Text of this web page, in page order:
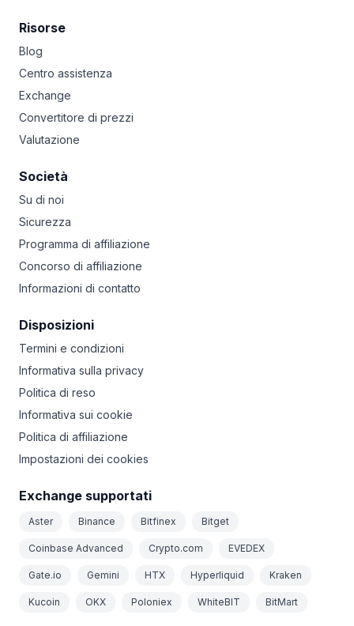
Risorse
Blog
Centro assistenza
Exchange
Convertitore di prezzi
Valutazione
Società
Su di noi
Sicurezza
Programma di affiliazione
Concorso di affiliazione
Informazioni di contatto
Disposizioni
Termini e condizioni
Informativa sulla privacy
Politica di reso
Informativa sui cookie
Politica di affiliazione
Impostazioni dei cookies
Exchange supportati
Aster Binance Bitfinex Bitget
Coinbase Advanced Crypto.com EVEDEX
Gate.io Gemini HTX Hyperliquid Kraken
Kucoin OKX Poloniex WhiteBIT BitMart